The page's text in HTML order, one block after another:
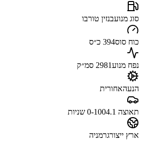
סוג מנועבנזין טורבו
כוח סוס394 כ״ס
נפח מנוע2981 סמ״ק
הנעהאחורית
תאוצה 0-100 4.1 שניות
ארץ ייצורגרמניה